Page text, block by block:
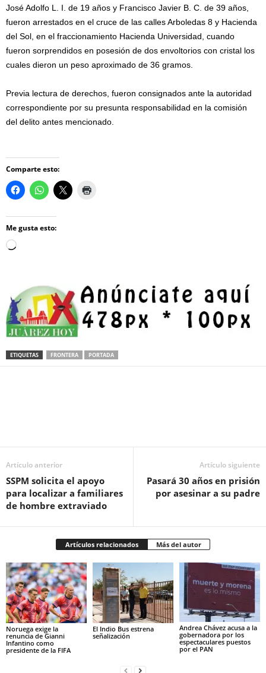
José Adolfo L. I. de 19 años y Francisco Javier B. C. de 39 años,
fueron arrestados en el cruce de las calles Arboledas 8 y Hacienda
del Sol, en el fraccionamiento Hacienda Universidad, cuando
fueron sorprendidos en posesión de dos envoltorios con cristal los
cuales dieron un peso aproximado de 36 gramos.
Previa lectura de derechos, fueron consignados ante la autoridad
correspondiente por su presunta responsabilidad en la comisión
del delito antes mencionado.
Comparte esto:
Me gusta esto:
Loading…
ETIQUETAS FRONTERA PORTADA
Artículo anterior
SSPM solicita el apoyo
para localizar a familiares
de hombre extraviado
Artículo siguiente
Pasará 30 años en prisión
por asesinar a su padre
Artículos relacionados Más del autor
Noruega exige la
renuncia de Gianni
Infantino como
presidente de la FIFA
El Indio Bus estrena
señalización
Andrea Chávez acusa a la
gobernadora por los
espectaculares puestos
por el PAN